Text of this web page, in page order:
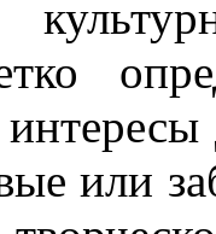
или